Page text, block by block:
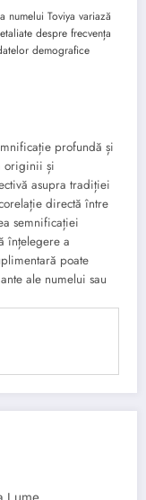
numelui Toviya variază
despre frecvența
demografice
profundă și
originii și
asupra tradiției
directă între
semnificației
înțelegere a
poate
ale numelui sau